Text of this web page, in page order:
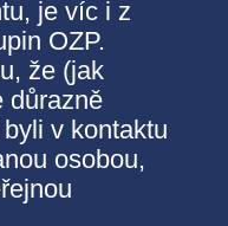
je víc i z
OZP.
že (jak
důrazně
v kontaktu
osobou,